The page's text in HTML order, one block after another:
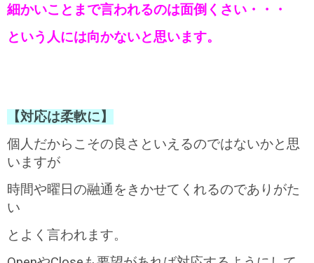
細かいことまで言われるのは面倒くさい・・・
という人には向かないと思います。
【対応は柔軟に】
個人だからこその良さといえるのではないかと思
いますが
時間や曜日の融通をきかせてくれるのでありがた
い
とよく言われます。